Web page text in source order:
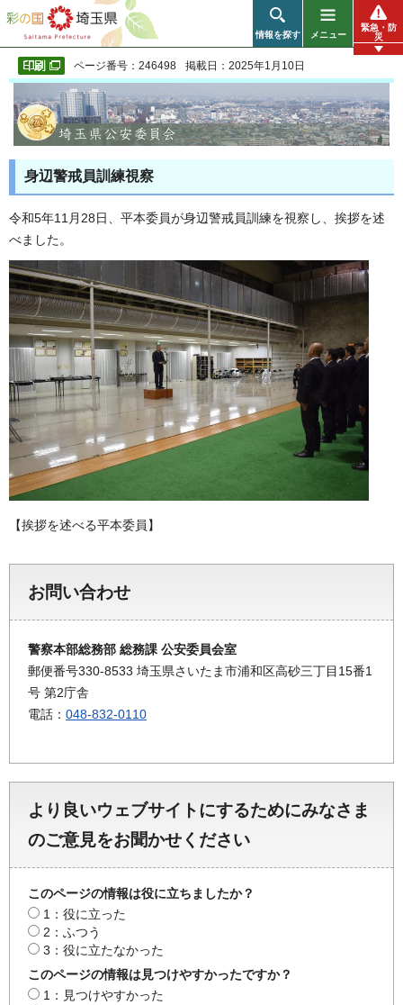
彩の国 埼玉県
情報を探す メニュー
緊急・防
災
ページ番号：246498 掲載日：2025年1月10日
身辺警戒員訓練視察
令和5年11月28日、平本委員が身辺警戒員訓練を視察し、挨拶を述
べました。
【挨拶を述べる平本委員】
お問い合わせ
警察本部総務部 総務課 公安委員会室
郵便番号330-8533 埼玉県さいたま市浦和区高砂三丁目15番1
号 第2庁舎
電話： 048-832-0110
より良いウェブサイトにするためにみなさま
のご意見をお聞かせください
このページの情報は役に立ちましたか？
1：役に立った
2：ふつう
3：役に立たなかった
このページの情報は見つけやすかったですか？
1：見つけやすかった